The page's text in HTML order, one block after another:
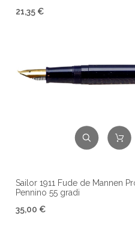
21,35 €
Sailor 1911 Fude de Mannen
Pennino 55 gradi
35,00 €